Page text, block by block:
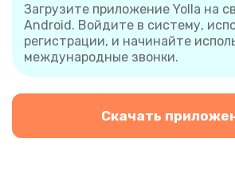
Загрузите приложение Yolla на
Android. Войдите в систему,
регистрации, и начинайте
международные звонки.
Скачать